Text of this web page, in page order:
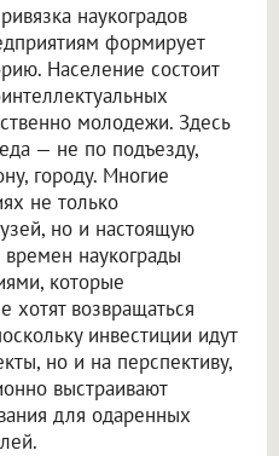
наукоградов
формирует
Население состоит
молодежи. Здесь
— не по подъезду,
городу. Многие
не только
но и настоящую
наукограды
которые
хотят возвращаться
инвестиции идут
но и на перспективу,
выстраивают
для одаренных